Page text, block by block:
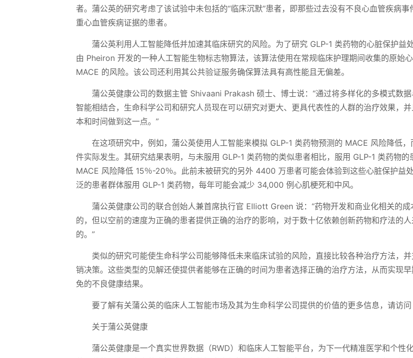
者。蒲公英的研究考虑了该试验中未包括的“临床沉默”患者，即那些过去没有不良心血管疾病事
重心血管疾病证据的患者。
蒲公英利用人工智能降低并加速其临床研究的风险。为了研究 GLP-1 类药物的心脏保护益
由 Pheiron 开发的一种人工智能生物标志物算法，该算法使用在常规临床护理期间收集的原始
MACE 的风险。该公司还利用其公共验证服务确保算法具有高性能且无偏差。
蒲公英健康公司的数据主管 Shivaani Prakash 硕士、博士说：“通过将多样化的多模式数
智能相结合，生命科学公司和研究人员现在可以研究对更大、更具代表性的人群的治疗效果，
本和时间做到这一点。”
在这项研究中，例如，蒲公英使用人工智能来模拟 GLP-1 类药物预测的 MACE 风险降低
件实际发生。其研究结果表明，与未服用 GLP-1 类药物的类似患者相比，服用 GLP-1 类药物的
MACE 风险降低 15％-20％。此前未被研究的另外 4400 万患者可能会体验到这些心脏保护益
泛的患者群体服用 GLP-1 类药物，每年可能会减少 34,000 例心肌梗死和中风。
蒲公英健康公司的联合创始人兼首席执行官 Elliott Green 说：“药物开发和商业化相关的成
的，但以空前的速度为正确的患者提供正确的治疗的影响，对于数十亿依赖创新药物和疗法的
的。”
类似的研究可能使生命科学公司能够降低未来临床试验的风险，直接比较各种治疗方法，
销决策。这些类型的见解还使提供者能够在正确的时间为患者选择正确的治疗方法，从而实现
免的不良健康结果。
要了解有关蒲公英的临床人工智能市场及其为生命科学公司提供的价值的更多信息，请访问
关于蒲公英健康
蒲公英健康是一个真实世界数据（RWD）和临床人工智能平台，为下一代精准医学和个性化